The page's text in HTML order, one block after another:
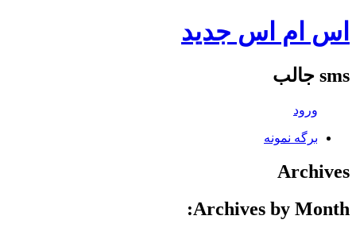
اس ام اس جدید
sms جالب
ورود
برگه نمونه
Archives
Archives by Month: